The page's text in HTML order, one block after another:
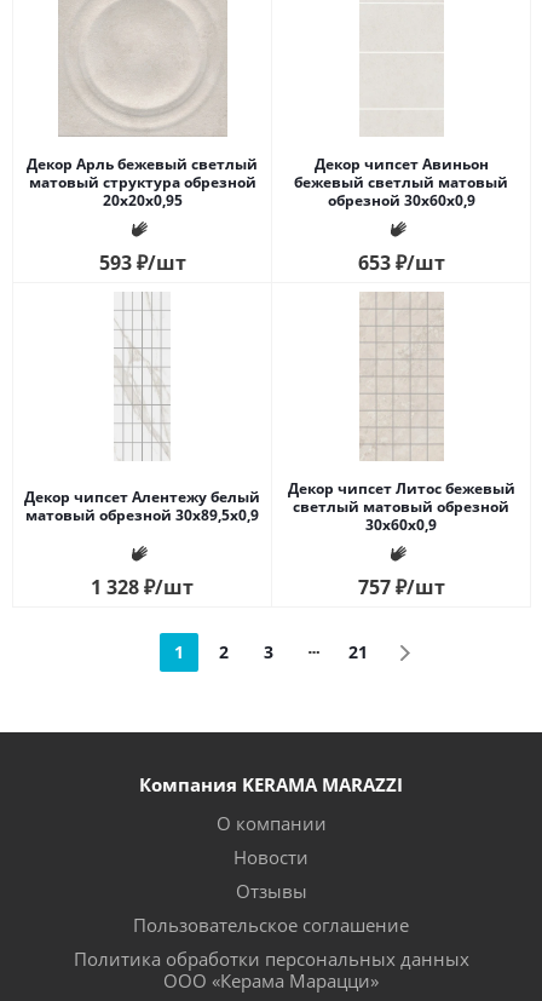
Декор Арль бежевый светлый
матовый структура обрезной
20x20x0,95
593₽/шт
Декор чипсет Авиньон
бежевый светлый матовый
обрезной 30x60x0,9
653₽/шт
Декор чипсет Алентежу белый
матовый обрезной 30x89,5x0,9
1 328₽/шт
Декор чипсет Литос бежевый
светлый матовый обрезной
30x60x0,9
757₽/шт
1 2 3 21
Компания KERAMA MARAZZI
О компании
Новости
Отзывы
Пользовательское соглашение
Политика обработки персональных данных
ООО «Керама Марацци»